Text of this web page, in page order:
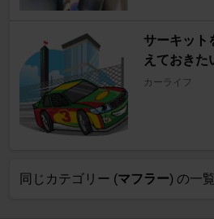
サーキット
えておきた
カーライフ
同じカテゴリー (マフラー) の一